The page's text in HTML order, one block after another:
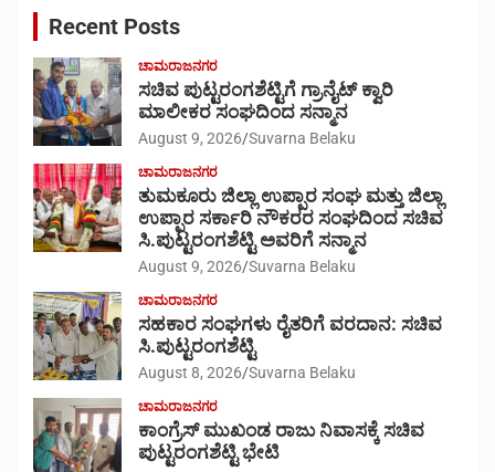
Recent Posts
ಚಾಮರಾಜನಗರ
ಸಚಿವ ಪುಟ್ಟರಂಗಶೆಟ್ಟಿಗೆ ಗ್ರಾನೈಟ್ ಕ್ವಾರಿ
ಮಾಲೀಕರ ಸಂಘದಿಂದ ಸನ್ಮಾನ
August 9, 2026 Suvarna Belaku
ಚಾಮರಾಜನಗರ
ತುಮಕೂರು ಜಿಲ್ಲಾ ಉಪ್ಪಾರ ಸಂಘ ಮತ್ತು ಜಿಲ್ಲಾ
ಉಪ್ಪಾರ ಸರ್ಕಾರಿ ನೌಕರರ ಸಂಘದಿಂದ ಸಚಿವ
ಸಿ.ಪುಟ್ಟರಂಗಶೆಟ್ಟಿ ಅವರಿಗೆ ಸನ್ಮಾನ
August 9, 2026 Suvarna Belaku
ಚಾಮರಾಜನಗರ
ಸಹಕಾರ ಸಂಘಗಳು ರೈತರಿಗೆ ವರದಾನ: ಸಚಿವ
ಸಿ.ಪುಟ್ಟರಂಗಶೆಟ್ಟಿ
August 8, 2026 Suvarna Belaku
ಚಾಮರಾಜನಗರ
ಕಾಂಗ್ರೆಸ್ ಮುಖಂಡ ರಾಜು ನಿವಾಸಕ್ಕೆ ಸಚಿವ
ಪುಟ್ಟರಂಗಶೆಟ್ಟಿ ಭೇಟಿ